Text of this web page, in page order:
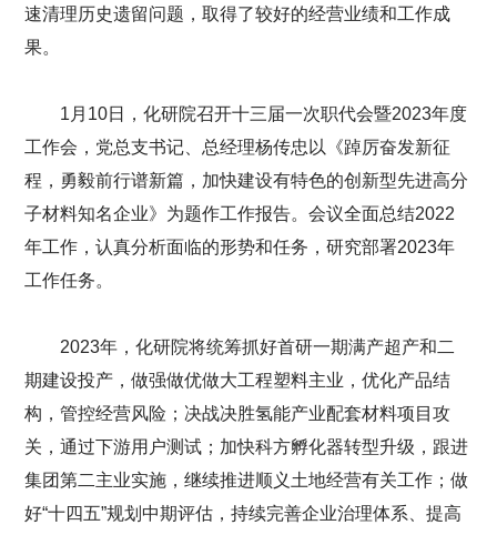
速清理历史遗留问题，取得了较好的经营业绩和工作成
果。
1月10日，化研院召开十三届一次职代会暨2023年度
工作会，党总支书记、总经理杨传忠以《踔厉奋发新征
程，勇毅前行谱新篇，加快建设有特色的创新型先进高分
子材料知名企业》为题作工作报告。会议全面总结2022
年工作，认真分析面临的形势和任务，研究部署2023年
工作任务。
2023年，化研院将统筹抓好首研一期满产超产和二
期建设投产，做强做优做大工程塑料主业，优化产品结
构，管控经营风险；决战决胜氢能产业配套材料项目攻
关，通过下游用户测试；加快科方孵化器转型升级，跟进
集团第二主业实施，继续推进顺义土地经营有关工作；做
好“十四五”规划中期评估，持续完善企业治理体系、提高